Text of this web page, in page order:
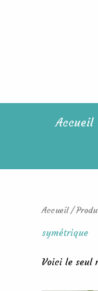
Accueil
Accueil/
symétrique
Voici le seul